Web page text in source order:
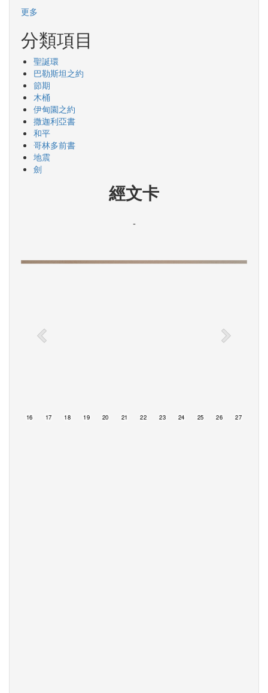
更多
分類項目
聖誕環
巴勒斯坦之約
節期
木桶
伊甸園之約
撒迦利亞書
和平
哥林多前書
地震
劍
經文卡
-
16 17 18 19 20 21 22 23 24 25 26 27